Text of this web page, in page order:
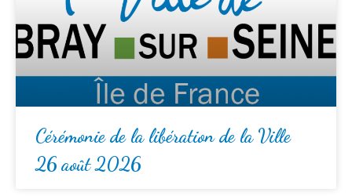
Cérémonie de la libération de la Ville
26 août 2026